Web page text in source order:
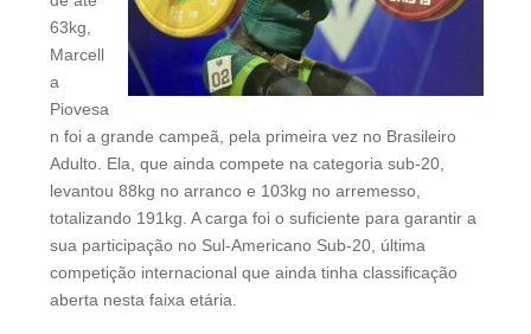
63kg,
Marcell
a
Piovesa
n foi a grande campeã, pela primeira vez no Brasileiro
Adulto. Ela, que ainda compete na categoria sub-20,
levantou 88kg no arranco e 103kg no arremesso,
totalizando 191kg. A carga foi o suficiente para garantir a
sua participação no Sul-Americano Sub-20, última
competição internacional que ainda tinha classificação
aberta nesta faixa etária.